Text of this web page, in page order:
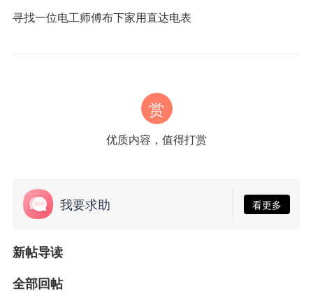
寻找一位电工师傅布下家用直达电表
赏
优质内容，值得打赏
我要求助 看更多
新帖导读
全部回帖